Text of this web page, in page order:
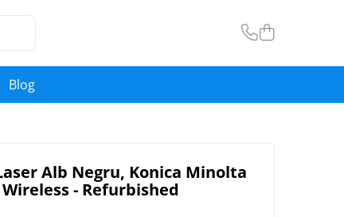
Blog
Alb Negru, Konica Minolta
- Refurbished